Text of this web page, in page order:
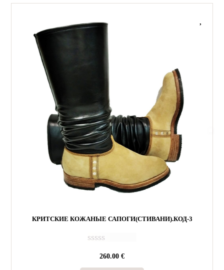
5
КРИТСКИЕ КОЖАНЫЕ САПОГИ(СТИВАНИ).КОД-3
260.00 €